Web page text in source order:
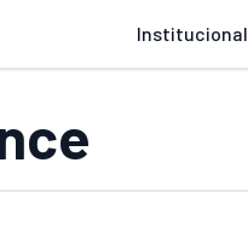
Institucional